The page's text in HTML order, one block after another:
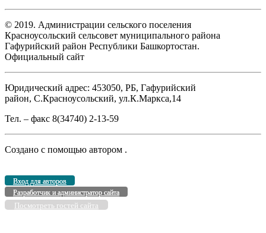
© 2019. Администрации сельского поселения
Красноусольский сельсовет муниципального района
Гафурийский район Республики Башкортостан.
Официальный сайт
Юридический адрес: 453050, РБ, Гафурийский
район, С.Красноусольский, ул.К.Маркса,14
Тел. – факс 8(34740) 2-13-59
Создано с помощью автором .
Вход для авторов
Разработчик и администратор сайта
Посмотреть гостей сайта